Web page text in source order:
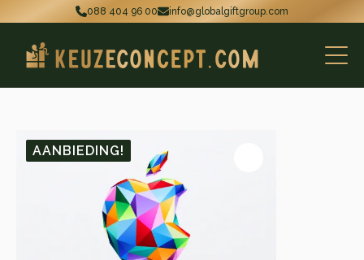
088 404 96 00 info@globalgiftgroup.com
AANBIEDING!